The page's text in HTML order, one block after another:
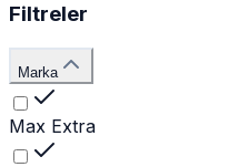
Filtreler
Marka
Max Extra